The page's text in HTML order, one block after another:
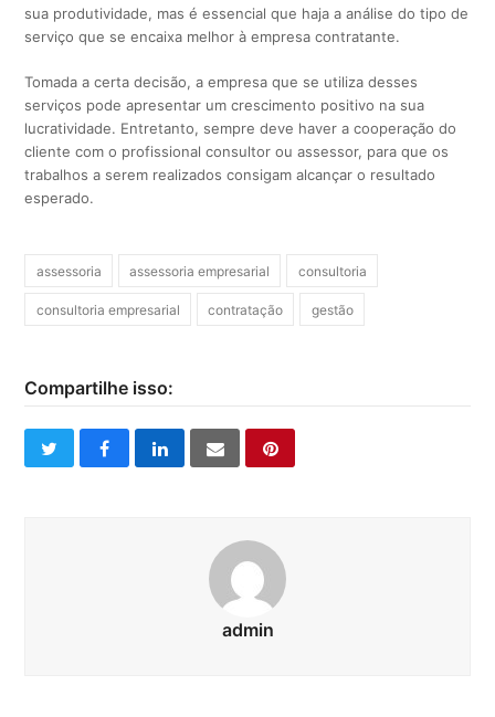
sua produtividade, mas é essencial que haja a análise do tipo de
serviço que se encaixa melhor à empresa contratante.
Tomada a certa decisão, a empresa que se utiliza desses
serviços pode apresentar um crescimento positivo na sua
lucratividade. Entretanto, sempre deve haver a cooperação do
cliente com o profissional consultor ou assessor, para que os
trabalhos a serem realizados consigam alcançar o resultado
esperado.
assessoria assessoria empresarial consultoria
consultoria empresarial contratação gestão
Compartilhe isso:
twitterfacebooklinkedinemail pinterest
admin